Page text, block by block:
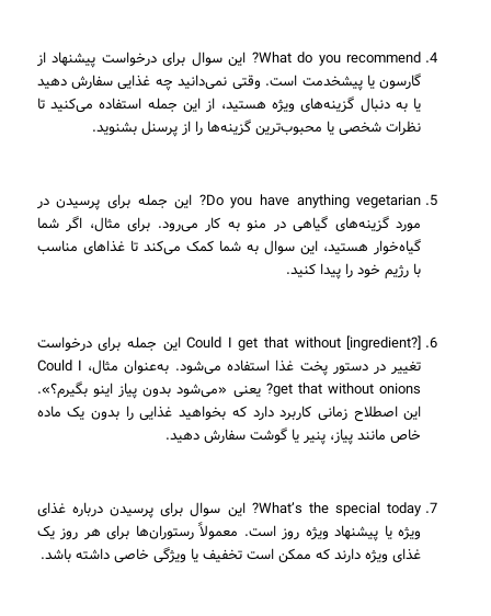
What do you recommend? این سوال برای درخواست پیشنهاد از
گارسون یا پیشخدمت است. وقتی نمی‌دانید چه غذایی سفارش دهید
یا به دنبال گزینه‌های ویژه هستید، از این جمله استفاده می‌کنید تا
نظرات شخصی یا محبوب‌ترین گزینه‌ها را از پرسنل بشنوید.
Do you have anything vegetarian? این جمله برای پرسیدن در
مورد گزینه‌های گیاهی در منو به کار می‌رود. برای مثال، اگر شما
گیاه‌خوار هستید، این سوال به شما کمک می‌کند تا غذاهای مناسب
با رژیم خود را پیدا کنید.
Could I get that without [ingredient?] این جمله برای درخواست
تغییر در دستور پخت غذا استفاده می‌شود. به‌عنوان مثال، Could I
get that without onions? یعنی «می‌شود بدون پیاز اینو بگیرم؟».
این اصطلاح زمانی کاربرد دارد که بخواهید غذایی را بدون یک ماده
خاص مانند پیاز، پنیر یا گوشت سفارش دهید.
What’s the special today? این سوال برای پرسیدن درباره غذای
ویژه یا پیشنهاد ویژه روز است. معمولاً رستوران‌ها برای هر روز یک
غذای ویژه دارند که ممکن است تخفیف یا ویژگی خاصی داشته باشد.